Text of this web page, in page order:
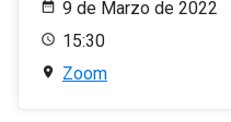
9 de Marzo de 2022
15:30
Zoom